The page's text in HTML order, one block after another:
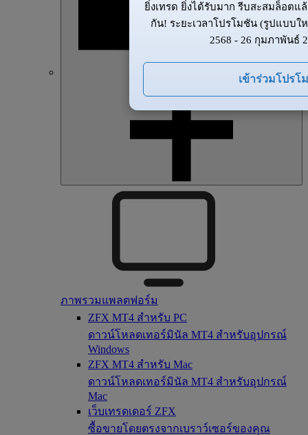
ภาพรวมแพลตฟอร์ม
ZFX MT4 สำหรับ PC
ดาวน์โหลดเทอร์มินัล MT4 สำหรับอุปกรณ์
Windows
ZFX MT4 สำหรับ Mac
ดาวน์โหลดเทอร์มินัล MT4 สำหรับอุปกรณ์
Mac
เว็บเทรดเดอร์ ZFX
ซื้อขายโดยตรงจากเบราว์เซอร์ของคุณ
ยิ่งเทรด ยิ่งได้รับมาก รีบสะสมล็อตแ
กัน! ระยะเวลาโปรโมชัน (รูปแบบใ
2568 - 26 กุมภาพันธ์
เข้าร่วมโปรโ